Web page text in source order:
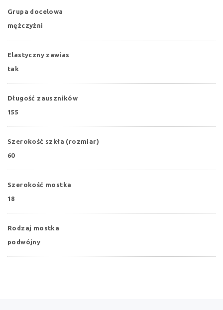
Grupa docelowa
mężczyżni
Elastyczny zawias
tak
Długość zauszników
155
Szerokość szkła (rozmiar)
60
Szerokość mostka
18
Rodzaj mostka
podwójny